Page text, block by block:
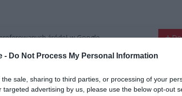
- Do Not Process My Personal Information
sale, sharing to third parties, or processing of your
targeted advertising by us, please use the below opt-out
źródeł w Google